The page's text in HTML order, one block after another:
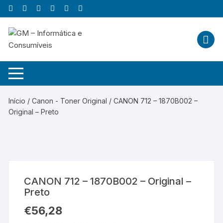
Skip
to
content
Início /Canon - Toner Original / CANON 712 – 1870B002 –
Original – Preto
CANON 712 – 1870B002 – Original –
Preto
€56,28